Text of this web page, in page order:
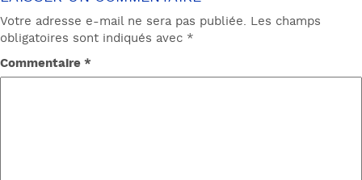
Votre adresse e-mail ne sera pas publiée. Les champs
obligatoires sont indiqués avec *
Commentaire*